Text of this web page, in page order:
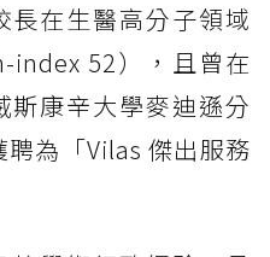
長在生醫高分子領域
index 52），且曾在
斯康辛大學麥迪遜分
為「Vilas 傑出服務